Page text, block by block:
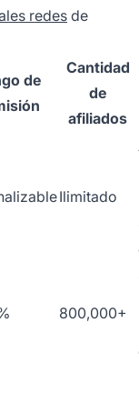
redes de
de
Cantidad
de
afiliados
Ilimitado
800,000+